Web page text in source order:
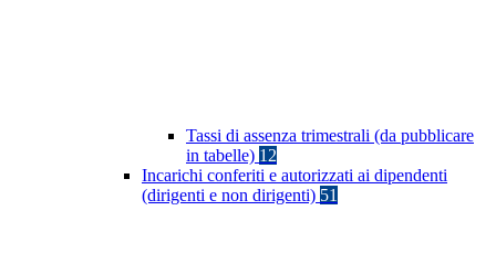
Tassi di assenza trimestrali (da pubblicare
in tabelle) 12
Incarichi conferiti e autorizzati ai dipendenti
(dirigenti e non dirigenti) 51